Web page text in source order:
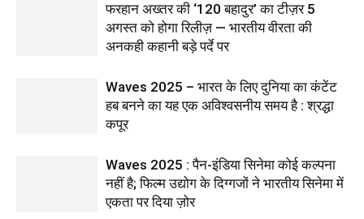
फरहान अख्तर की ‘120 बहादुर’ का टीज़र 5
अगस्त को होगा रिलीज़ — भारतीय वीरता की
अनकही कहानी बड़े पर्दे पर
Waves 2025 – भारत के लिए दुनिया का कंटेंट
हब बनने का यह एक अविश्वसनीय समय है : श्रद्धा
कपूर
Waves 2025 : पैन-इंडिया सिनेमा कोई कल्पना
नहीं है; फिल्म उद्योग के दिग्गजों ने भारतीय सिनेमा में
एकता पर दिया ज़ोर